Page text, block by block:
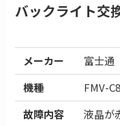
バックライト交
メーカー
富士通
機種
FMV-
故障内容
液晶が